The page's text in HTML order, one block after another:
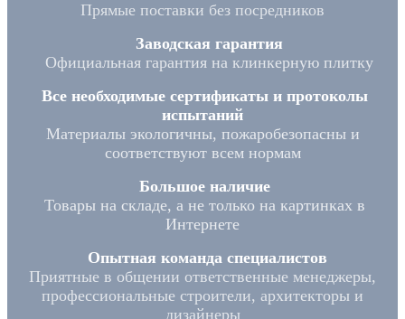
Прямые поставки без посредников
Заводская гарантия
Официальная гарантия на клинкерную плитку
Все необходимые сертификаты и протоколы
испытаний
Материалы экологичны, пожаробезопасны и
соответствуют всем нормам
Большое наличие
Товары на складе, а не только на картинках в
Интернете
Опытная команда специалистов
Приятные в общении ответственные менеджеры,
профессиональные строители, архитекторы и
дизайнеры